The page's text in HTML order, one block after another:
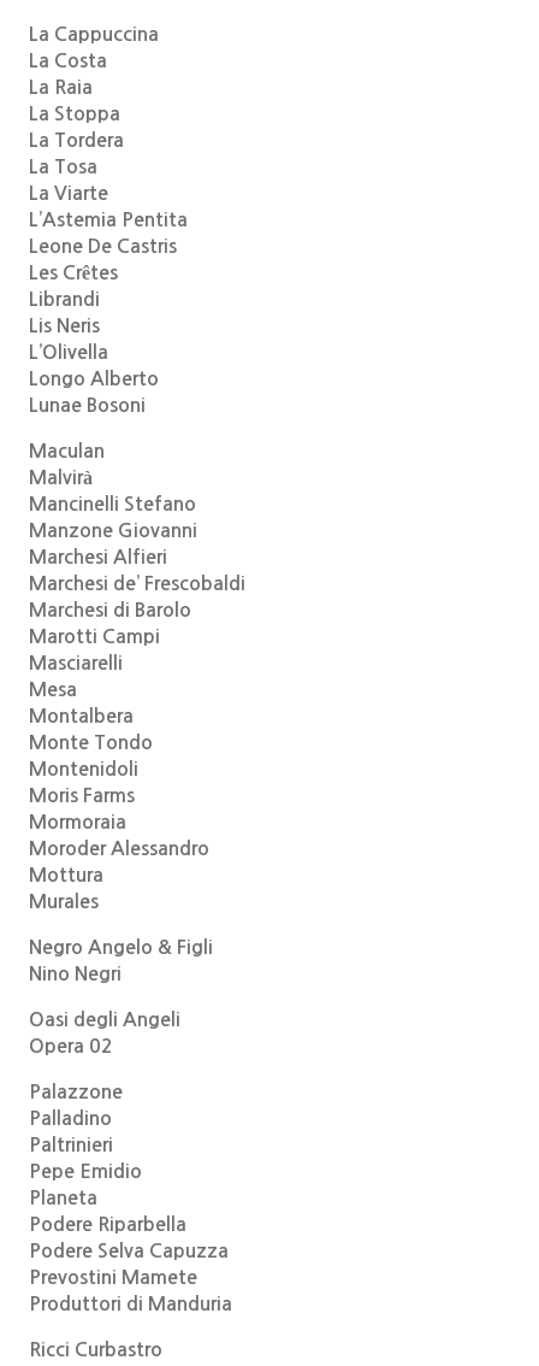
La Cappuccina
La Costa
La Raia
La Stoppa
La Tordera
La Tosa
La Viarte
L’Astemia Pentita
Leone De Castris
Les Crêtes
Librandi
Lis Neris
L’Olivella
Longo Alberto
Lunae Bosoni
Maculan
Malvirà
Mancinelli Stefano
Manzone Giovanni
Marchesi Alfieri
Marchesi de’ Frescobaldi
Marchesi di Barolo
Marotti Campi
Masciarelli
Mesa
Montalbera
Monte Tondo
Montenidoli
Moris Farms
Mormoraia
Moroder Alessandro
Mottura
Murales
Negro Angelo & Figli
Nino Negri
Oasi degli Angeli
Opera 02
Palazzone
Palladino
Paltrinieri
Pepe Emidio
Planeta
Podere Riparbella
Podere Selva Capuzza
Prevostini Mamete
Produttori di Manduria
Ricci Curbastro